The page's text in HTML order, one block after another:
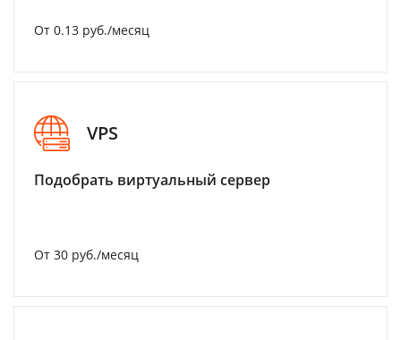
От 0.13 руб./месяц
VPS
Подобрать виртуальный сервер
От 30 руб./месяц